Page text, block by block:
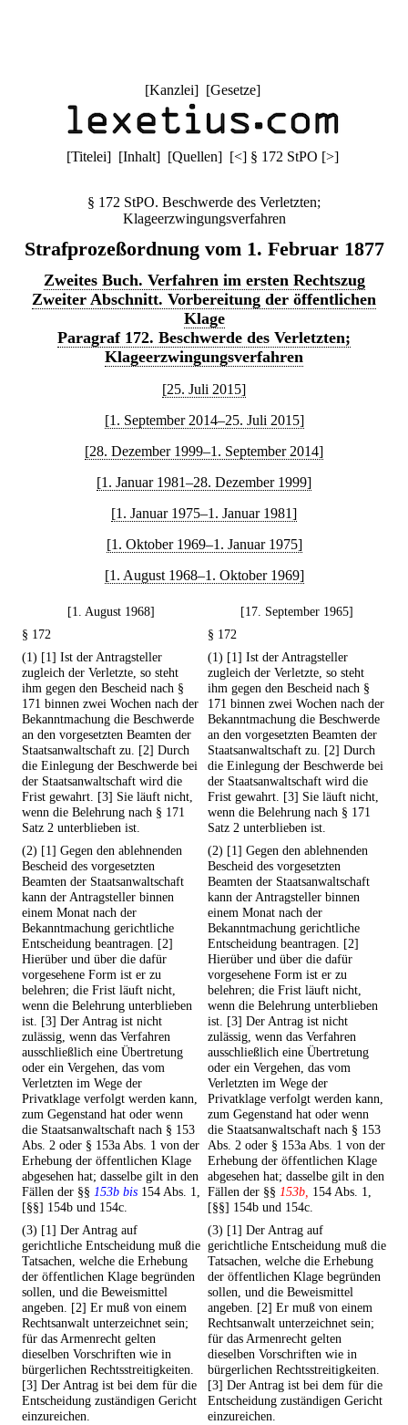
[Kanzlei] [Gesetze]
[Titelei] [Inhalt] [Quellen] [<] § 172 StPO [>]
§ 172 StPO. Beschwerde des Verletzten;
Klageerzwingungsverfahren
Strafprozeßordnung vom 1. Februar 1877
Zweites Buch. Verfahren im ersten Rechtszug
Zweiter Abschnitt. Vorbereitung der öffentlichen
Klage
Paragraf 172. Beschwerde des Verletzten;
Klageerzwingungsverfahren
[25. Juli 2015]
[1. September 2014–25. Juli 2015]
[28. Dezember 1999–1. September 2014]
[1. Januar 1981–28. Dezember 1999]
[1. Januar 1975–1. Januar 1981]
[1. Oktober 1969–1. Januar 1975]
[1. August 1968–1. Oktober 1969]
[1. August 1968]
[17. September 1965]
§ 172
§ 172
(1) [1] Ist der Antragsteller
zugleich der Verletzte, so steht
ihm gegen den Bescheid nach §
171 binnen zwei Wochen nach der
Bekanntmachung die Beschwerde
an den vorgesetzten Beamten der
Staatsanwaltschaft zu. [2] Durch
die Einlegung der Beschwerde bei
der Staatsanwaltschaft wird die
Frist gewahrt. [3] Sie läuft nicht,
wenn die Belehrung nach § 171
Satz 2 unterblieben ist.
(1) [1] Ist der Antragsteller
zugleich der Verletzte, so steht
ihm gegen den Bescheid nach §
171 binnen zwei Wochen nach der
Bekanntmachung die Beschwerde
an den vorgesetzten Beamten der
Staatsanwaltschaft zu. [2] Durch
die Einlegung der Beschwerde bei
der Staatsanwaltschaft wird die
Frist gewahrt. [3] Sie läuft nicht,
wenn die Belehrung nach § 171
Satz 2 unterblieben ist.
(2) [1] Gegen den ablehnenden
Bescheid des vorgesetzten
Beamten der Staatsanwaltschaft
kann der Antragsteller binnen
einem Monat nach der
Bekanntmachung gerichtliche
Entscheidung beantragen. [2]
Hierüber und über die dafür
vorgesehene Form ist er zu
belehren; die Frist läuft nicht,
wenn die Belehrung unterblieben
ist. [3] Der Antrag ist nicht
zulässig, wenn das Verfahren
ausschließlich eine Übertretung
oder ein Vergehen, das vom
Verletzten im Wege der
Privatklage verfolgt werden kann,
zum Gegenstand hat oder wenn
die Staatsanwaltschaft nach § 153
Abs. 2 oder § 153a Abs. 1 von der
Erhebung der öffentlichen Klage
abgesehen hat; dasselbe gilt in den
Fällen der §§ 153b bis 154 Abs. 1,
[§§] 154b und 154c.
(2) [1] Gegen den ablehnenden
Bescheid des vorgesetzten
Beamten der Staatsanwaltschaft
kann der Antragsteller binnen
einem Monat nach der
Bekanntmachung gerichtliche
Entscheidung beantragen. [2]
Hierüber und über die dafür
vorgesehene Form ist er zu
belehren; die Frist läuft nicht,
wenn die Belehrung unterblieben
ist. [3] Der Antrag ist nicht
zulässig, wenn das Verfahren
ausschließlich eine Übertretung
oder ein Vergehen, das vom
Verletzten im Wege der
Privatklage verfolgt werden kann,
zum Gegenstand hat oder wenn
die Staatsanwaltschaft nach § 153
Abs. 2 oder § 153a Abs. 1 von der
Erhebung der öffentlichen Klage
abgesehen hat; dasselbe gilt in den
Fällen der §§ 153b, 154 Abs. 1,
[§§] 154b und 154c.
(3) [1] Der Antrag auf
gerichtliche Entscheidung muß die
Tatsachen, welche die Erhebung
der öffentlichen Klage begründen
sollen, und die Beweismittel
angeben. [2] Er muß von einem
Rechtsanwalt unterzeichnet sein;
für das Armenrecht gelten
dieselben Vorschriften wie in
bürgerlichen Rechtsstreitigkeiten.
[3] Der Antrag ist bei dem für die
Entscheidung zuständigen Gericht
einzureichen.
(3) [1] Der Antrag auf
gerichtliche Entscheidung muß die
Tatsachen, welche die Erhebung
der öffentlichen Klage begründen
sollen, und die Beweismittel
angeben. [2] Er muß von einem
Rechtsanwalt unterzeichnet sein;
für das Armenrecht gelten
dieselben Vorschriften wie in
bürgerlichen Rechtsstreitigkeiten.
[3] Der Antrag ist bei dem für die
Entscheidung zuständigen Gericht
einzureichen.